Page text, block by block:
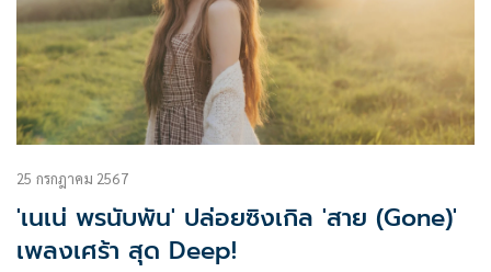
25 กรกฎาคม 2567
'เนเน่ พรนับพัน' ปล่อยซิงเกิล 'สาย (Gone)'
เพลงเศร้า สุด Deep!